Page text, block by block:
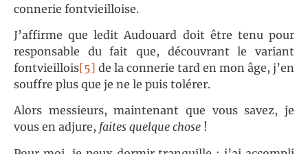
connerie fontvieilloise.
J’affirme que ledit Audouard doit être tenu pour
responsable du fait que, découvrant le variant
fontvieillois[5] de la connerie tard en mon âge, j’en
souffre plus que je ne le puis tolérer.
Alors messieurs, maintenant que vous savez, je
vous en adjure, faites quelque chose !